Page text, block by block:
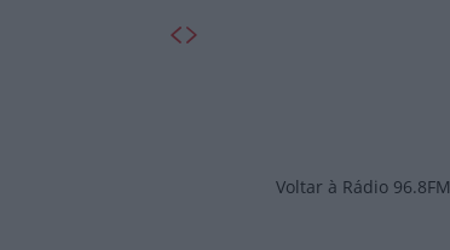
Voltar à Rádio 96.8FM